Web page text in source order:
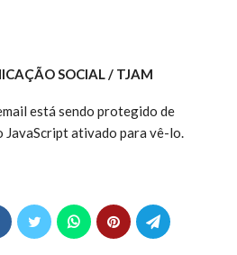
SOCIAL / TJAM
está sendo protegido de
JavaScript ativado para vê-lo.